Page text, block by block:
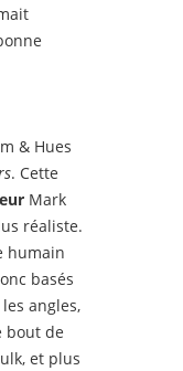
& Hues
. Cette
Mark
réaliste.
humain
basés
angles,
bout de
et plus